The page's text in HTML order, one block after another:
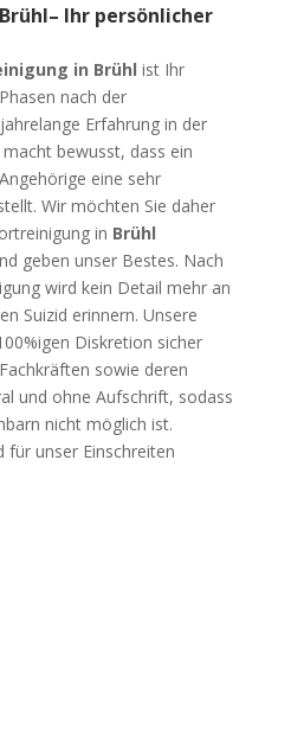
Ihr persönlicher
in Brühl ist Ihr
nach der
Erfahrung in der
macht bewusst, dass ein
eine sehr
Wir möchten Sie daher
in Brühl
geben unser Bestes. Nach
wird kein Detail mehr an
Suizid erinnern. Unsere
Diskretion sicher
sowie deren
und ohne Aufschrift, sodass
nicht möglich ist.
für unser Einschreiten